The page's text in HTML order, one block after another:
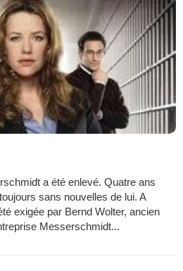
a été enlevé. Quatre ans
sans nouvelles de lui. A
exigée par Bernd Wolter, ancien
Messerschmidt...